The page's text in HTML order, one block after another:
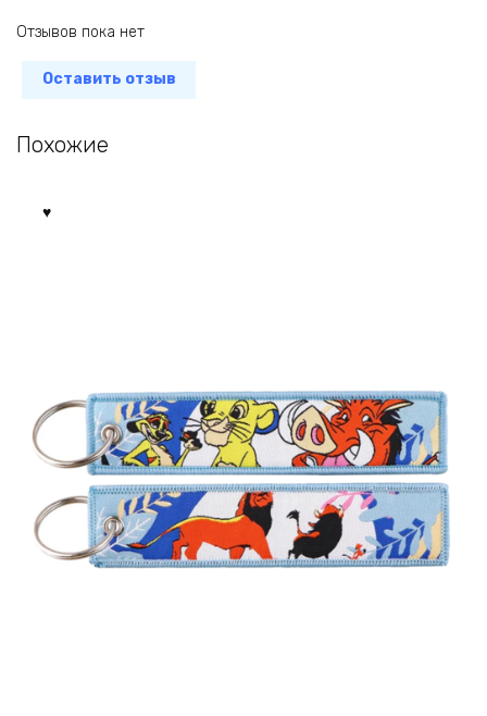
Отзывов пока нет
Оставить отзыв
Похожие